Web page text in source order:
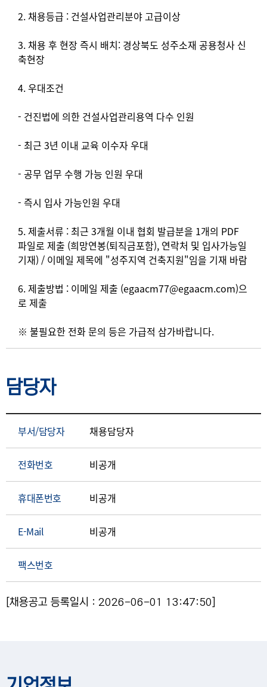
2. 채용등급 : 건설사업관리분야 고급이상
3. 채용 후 현장 즉시 배치: 경상북도 성주소재 공용청사 신
축현장
4. 우대조건
- 건진법에 의한 건설사업관리용역 다수 인원
- 최근 3년 이내 교육 이수자 우대
- 공무 업무 수행 가능 인원 우대
- 즉시 입사 가능인원 우대
5. 제출서류 : 최근 3개월 이내 협회 발급분을 1개의 PDF
파일로 제출 (희망연봉(퇴직금포함), 연락처 및 입사가능일
기재) / 이메일 제목에 "성주지역 건축지원"임을 기재 바람
6. 제출방법 : 이메일 제출 (egaacm77@egaacm.com)으
로 제출
※ 불필요한 전화 문의 등은 가급적 삼가바랍니다.
담당자
부서/담당자 채용담당자
전화번호 비공개
휴대폰번호 비공개
E-Mail 비공개
팩스번호
[채용공고 등록일시 : 2026-06-01 13:47:50]